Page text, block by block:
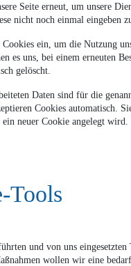
Seite erneut, um unsere
nicht noch einmal eingeben
ein, um die Nutzung
es uns, bei einem erneuten
gelöscht.
Daten sind für die
Cookies automatisch.
neuer Cookie angelegt
Tools
und von uns
wollen wir eine